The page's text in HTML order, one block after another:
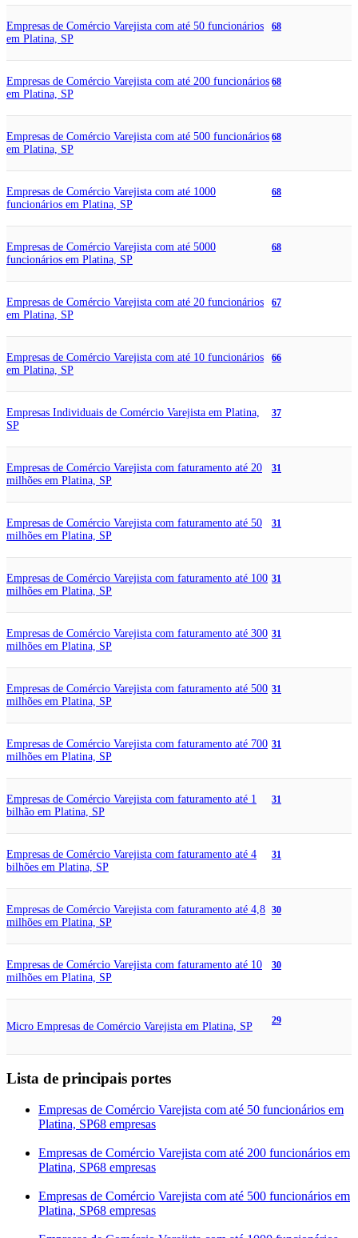
Empresas de Comércio Varejista com até 50 funcionários
em Platina, SP
68
Empresas de Comércio Varejista com até 200 funcionários
em Platina, SP
68
Empresas de Comércio Varejista com até 500 funcionários
em Platina, SP
68
Empresas de Comércio Varejista com até 1000
funcionários em Platina, SP
68
Empresas de Comércio Varejista com até 5000
funcionários em Platina, SP
68
Empresas de Comércio Varejista com até 20 funcionários
em Platina, SP
67
Empresas de Comércio Varejista com até 10 funcionários
em Platina, SP
66
Empresas Individuais de Comércio Varejista em Platina,
SP
37
Empresas de Comércio Varejista com faturamento até 20
milhões em Platina, SP
31
Empresas de Comércio Varejista com faturamento até 50
milhões em Platina, SP
31
Empresas de Comércio Varejista com faturamento até 100
milhões em Platina, SP
31
Empresas de Comércio Varejista com faturamento até 300
milhões em Platina, SP
31
Empresas de Comércio Varejista com faturamento até 500
milhões em Platina, SP
31
Empresas de Comércio Varejista com faturamento até 700
milhões em Platina, SP
31
Empresas de Comércio Varejista com faturamento até 1
bilhão em Platina, SP
31
Empresas de Comércio Varejista com faturamento até 4
bilhões em Platina, SP
31
Empresas de Comércio Varejista com faturamento até 4,8
milhões em Platina, SP
30
Empresas de Comércio Varejista com faturamento até 10
milhões em Platina, SP
30
Micro Empresas de Comércio Varejista em Platina, SP
29
Lista de principais portes
Empresas de Comércio Varejista com até 50 funcionários em
Platina, SP68 empresas
Empresas de Comércio Varejista com até 200 funcionários em
Platina, SP68 empresas
Empresas de Comércio Varejista com até 500 funcionários em
Platina, SP68 empresas